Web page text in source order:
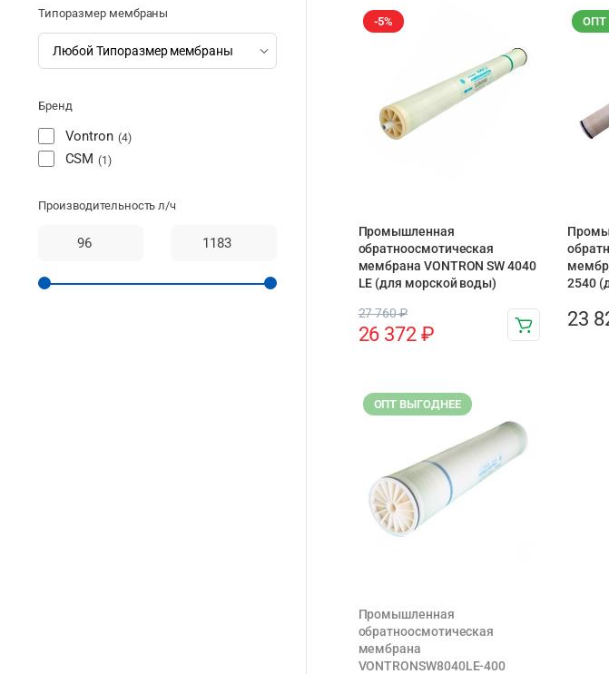
-5%
Промышленная
обратноосмотическая
мембрана VONTRON SW 4040
LE (для морской воды)
27 760₽
26 372₽
ОПТ
2540
23
ОПТ ВЫГОДНЕЕ
Промышленная
обратноосмотическая
мембрана
VONTRONSW8040LE-400
Типоразмер мембраны
Бренд
Vontron 4
CSM 1
Производительность л/ч